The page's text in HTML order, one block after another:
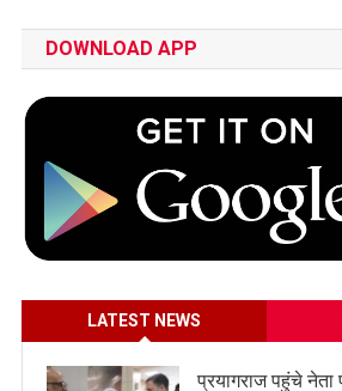
DOWNLOAD APP
LATEST NEWS
प्रयागराज पहुंचे नेता